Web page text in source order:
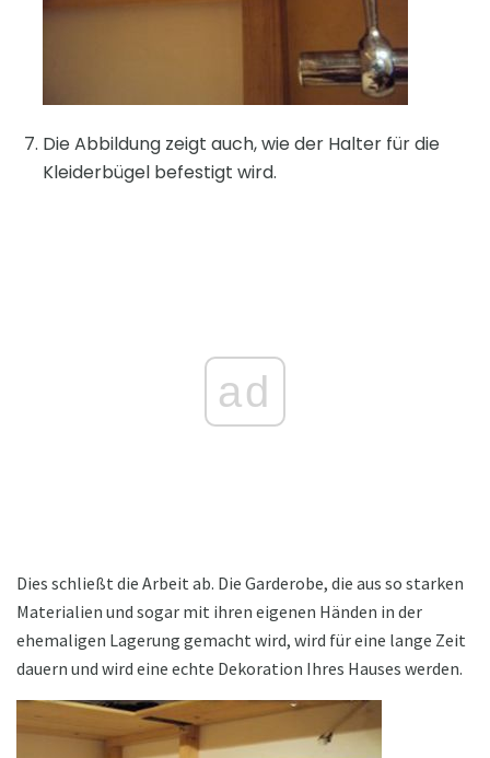
Die Abbildung zeigt auch, wie der Halter für die
Kleiderbügel befestigt wird.
ad
Dies schließt die Arbeit ab. Die Garderobe, die aus so starken
Materialien und sogar mit ihren eigenen Händen in der
ehemaligen Lagerung gemacht wird, wird für eine lange Zeit
dauern und wird eine echte Dekoration Ihres Hauses werden.